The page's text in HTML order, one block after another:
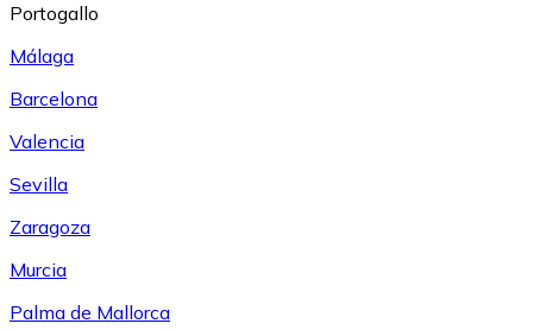
Portogallo
Málaga
Barcelona
Valencia
Sevilla
Zaragoza
Murcia
Palma de Mallorca